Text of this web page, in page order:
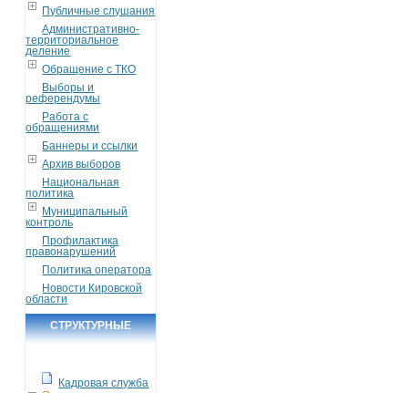
Публичные слушания
Административно-
территориальное
деление
Обращение с ТКО
Выборы и
референдумы
Работа с
обращениями
Баннеры и ссылки
Архив выборов
Национальная
политика
Муниципальный
контроль
Профилактика
правонарушений
Политика оператора
Новости Кировской
области
СТРУКТУРНЫЕ
Кадровая служба